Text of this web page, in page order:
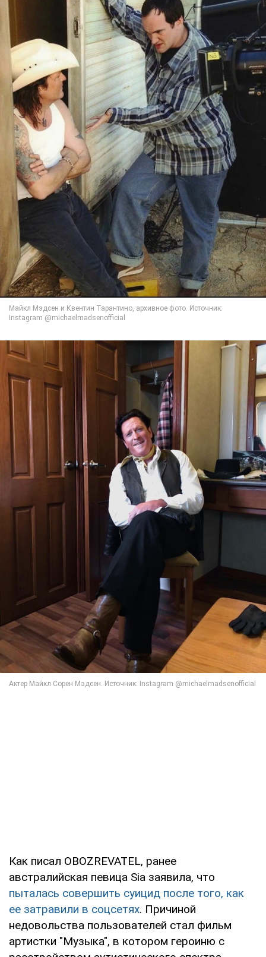
Как писал OBOZREVATEL, ранее
австралийская певица Sia заявила, что
пыталась совершить суицид после того, как
ее затравили в соцсетях. Причиной
недовольства пользователей стал фильм
артистки "Музыка", в котором героиню с